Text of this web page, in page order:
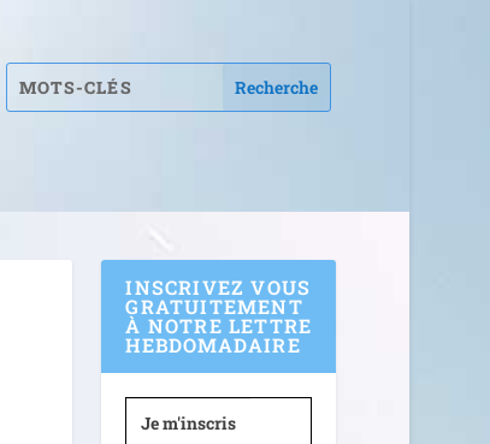
INSCRIVEZ VOUS
GRATUITEMENT
À NOTRE LETTRE
HEBDOMADAIRE
Je m'inscris